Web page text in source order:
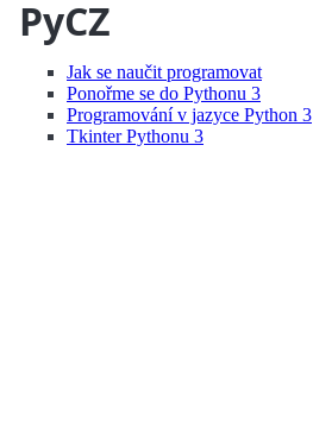
PyCZ
Jak se naučit programovat
Ponořme se do Pythonu 3
Programování v jazyce Python 3
Tkinter Pythonu 3